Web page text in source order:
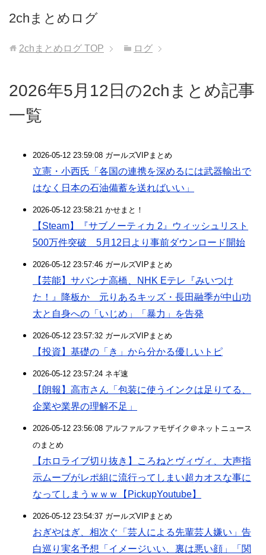
2chまとめログ
2chまとめログ TOP ログ
2026年5月12日の2chまとめ記事
一覧
2026-05-12 23:59:08 ガールズVIPまとめ
立憲・小西氏「各国の連携を深めるには武器輸出で
はなく日本の石油備蓄を送ればいい」
2026-05-12 23:58:21 かせまと！
【Steam】『サブノーティカ 2』ウィッシュリスト
500万件突破 5月12日より事前ダウンロード開始
2026-05-12 23:57:46 ガールズVIPまとめ
【芸能】サバンナ高橋、NHK Eテレ『みいつけ
た！』降板か 元りあるキッズ・長田融季が中山功
太と自身への「いじめ」「暴力」を告発
2026-05-12 23:57:32 ガールズVIPまとめ
【投資】基礎の「き」から分かる優しいトピ
2026-05-12 23:57:24 ネギ速
【朗報】高市さん「包装に使うインクは足りてる、
企業や業界の理解不足」
2026-05-12 23:56:08 アルファルファモザイク＠ネットニュース
のまとめ
【ホロライブ切り抜き】ころねとヴィヴィ、大声指
示ムーブがレポ組に流行ってしまい超カオスな事に
なってしまうｗｗｗ【PickupYoutube】
2026-05-12 23:54:37 ガールズVIPまとめ
おぎやはぎ、相次ぐ「芸人による先輩芸人嫌い」告
白巡り実名予想「イメージいい、裏は悪い顔」「関